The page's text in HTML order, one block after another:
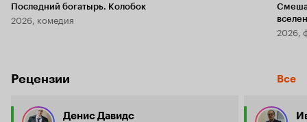
Последний богатырь. Колобок
2026, комедия
2026,
Рецензии Все
Денис Давидс